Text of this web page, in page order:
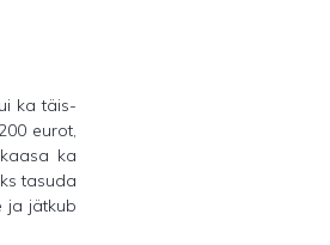
ka täis-
eurot,
ka
tasuda
ja jätkub